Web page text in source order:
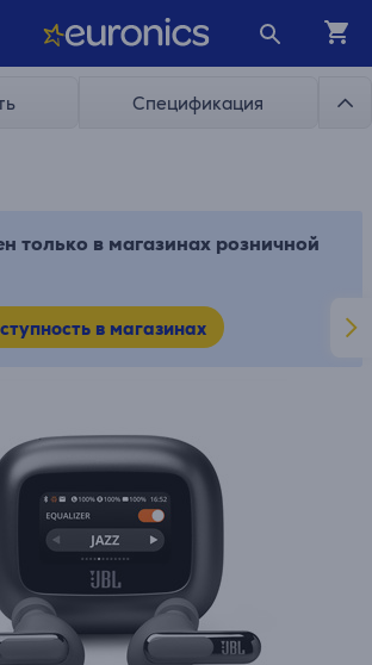
Спецификация
только в магазинах розничной
в магазинах